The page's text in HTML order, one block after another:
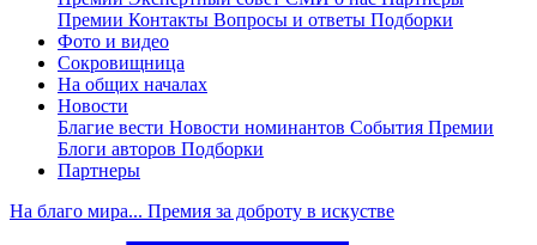
Премии Контакты Вопросы и ответы Подборки
Фото и видео
Сокровищница
На общих началах
Новости
Благие вести Новости номинантов События Премии
Блоги авторов Подборки
Партнеры
На благо мира... Премия за доброту в искустве